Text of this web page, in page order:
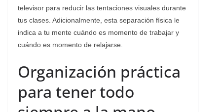
televisor para reducir las tentaciones visuales durante
tus clases. Adicionalmente, esta separación física le
indica a tu mente cuándo es momento de trabajar y
cuándo es momento de relajarse.
Organización práctica
para tener todo